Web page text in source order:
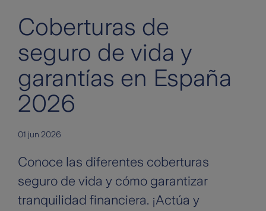
Coberturas de
seguro de vida y
garantías en España
2026
01 jun 2026
Conoce las diferentes coberturas
seguro de vida y cómo garantizar
tranquilidad financiera. ¡Actúa y